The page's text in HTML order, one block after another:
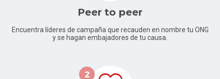
Peer to peer
Encuentra líderes de campaña que recauden en nombre tu ONG
y se hagan embajadores de tu causa.